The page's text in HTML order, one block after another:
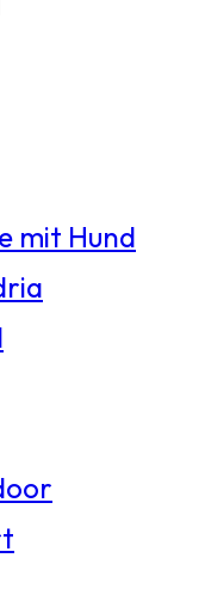
mit Hund